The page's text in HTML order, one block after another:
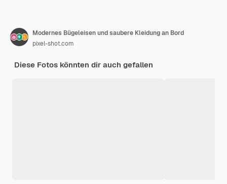
Modernes Bügeleisen und saubere Kleidung an Bord
pixel-shot.com
Diese Fotos könnten dir auch gefallen